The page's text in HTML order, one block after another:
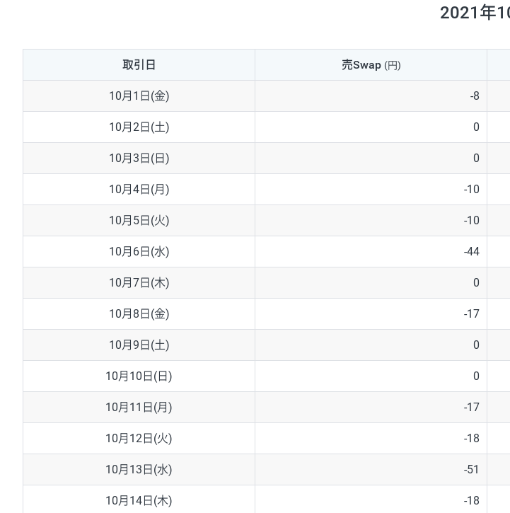
GBP/AUD
43円 86,230円
AUD/NZD
44,990円
EUR/CHF
GBP/CHF
220円 86,230円
USD/CHF
※取引証拠金は同日の当社為替レート（ニューヨーククローズ・MIDレート）に基づいて算出。
※ハンガリーフォリント/円と南アフリカランド/円とメキシコペソ/円は10万通貨単位。
2021年
取引日 売Swap (円)
10月1日(金) -8
10月2日(土) 0
10月3日(日) 0
10月4日(月) -10
10月5日(火) -10
10月6日(水) -44
10月7日(木) 0
10月8日(金) -17
10月9日(土) 0
10月10日(日) 0
10月11日(月) -17
10月12日(火) -18
10月13日(水) -51
10月14日(木) -18